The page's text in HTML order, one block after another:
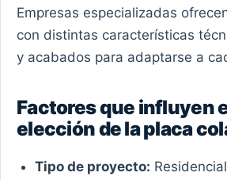
Empresas especializadas
con distintas características
y acabados para adaptarse a
Factores que influyen
elección de la placa
Tipo de proyecto: